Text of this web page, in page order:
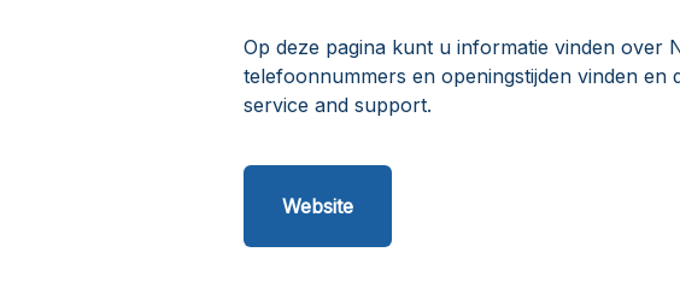
Op deze pagina kunt u informatie vinden over
telefoonnummers en openingstijden vinden
service and support.
Website